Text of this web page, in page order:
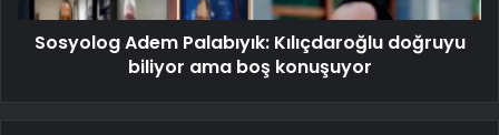
Sosyolog Adem Palabıyık: Kılıçdaroğlu doğruyu
biliyor ama boş konuşuyor